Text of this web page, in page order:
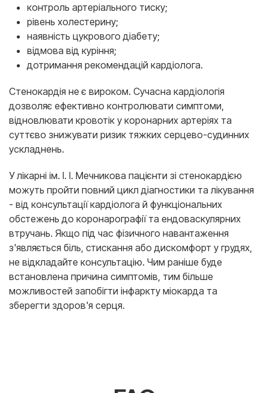
контроль артеріального тиску;
рівень холестерину;
наявність цукрового діабету;
відмова від куріння;
дотримання рекомендацій кардіолога.
Стенокардія не є вироком. Сучасна кардіологія
дозволяє ефективно контролювати симптоми,
відновлювати кровотік у коронарних артеріях та
суттєво знижувати ризик тяжких серцево-судинних
ускладнень.
У лікарні ім. І. І. Мечникова пацієнти зі стенокардією
можуть пройти повний цикл діагностики та лікування
- від консультації кардіолога й функціональних
обстежень до коронарографії та ендоваскулярних
втручань. Якщо під час фізичного навантаження
з'являється біль, стискання або дискомфорт у грудях,
не відкладайте консультацію. Чим раніше буде
встановлена причина симптомів, тим більше
можливостей запобігти інфаркту міокарда та
зберегти здоров'я серця.